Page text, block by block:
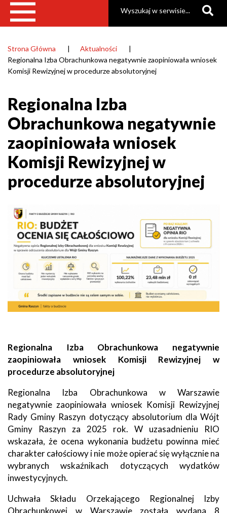
Raszyn
Ścieżka
nawigacyjna
Strona Główna
Aktualności
Regionalna Izba Obrachunkowa negatywnie zaopiniowała wniosek
Komisji Rewizyjnej w procedurze absolutoryjnej
Regionalna Izba
Obrachunkowa negatywnie
zaopiniowała wniosek
Komisji Rewizyjnej w
procedurze absolutoryjnej
Regionalna Izba Obrachunkowa negatywnie
zaopiniowała wniosek Komisji Rewizyjnej w
procedurze absolutoryjnej
Regionalna Izba Obrachunkowa w Warszawie
negatywnie zaopiniowała wniosek Komisji Rewizyjnej
Rady Gminy Raszyn dotyczący absolutorium dla Wójt
Gminy Raszyn za 2025 rok. W uzasadnieniu RIO
wskazała, że ocena wykonania budżetu powinna mieć
charakter całościowy i nie może opierać się wyłącznie na
wybranych wskaźnikach dotyczących wydatków
inwestycyjnych.
Uchwała Składu Orzekającego Regionalnej Izby
Obrachunkowej w Warszawie została wydana 8